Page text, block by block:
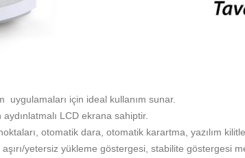
uygulamaları için ideal kullanım sunar.
LCD ekrana sahiptir.
otomatik dara, otomatik karartma, yazılım
yetersiz yükleme göstergesi, stabilite göstergesi